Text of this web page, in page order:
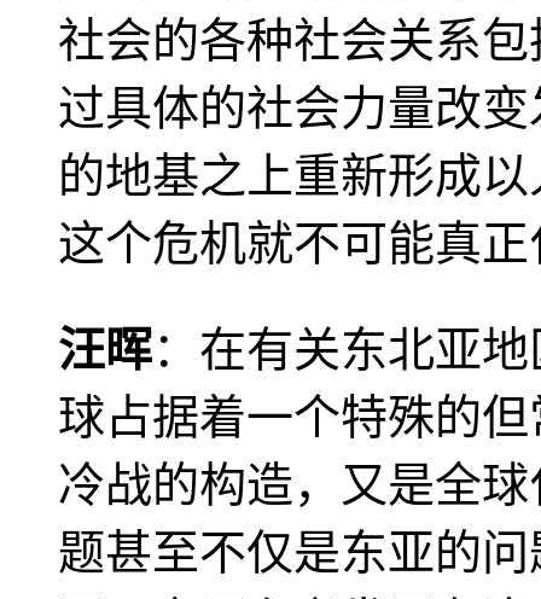
社会的各种社会关系
过具体的社会力量改
的地基之上重新形成
这个危机就不可能真
汪晖：在有关东北亚
球占据着一个特殊的
冷战的构造，又是全
题甚至不仅是东亚的